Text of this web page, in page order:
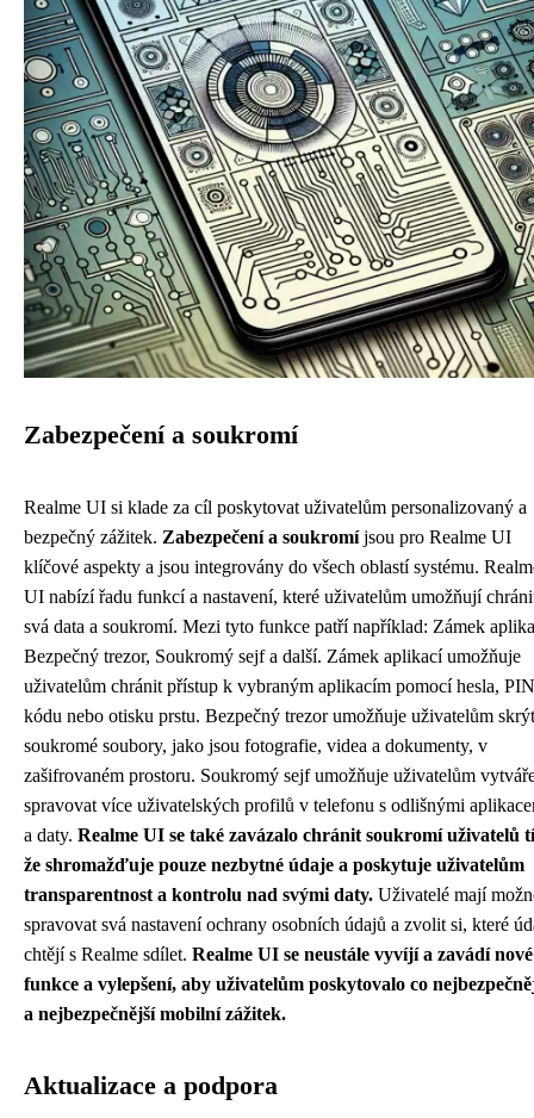
Zabezpečení a soukromí
Realme UI si klade za cíl poskytovat uživatelům personalizovaný a
bezpečný zážitek. Zabezpečení a soukromíjsou pro Realme UI
klíčové aspekty a jsou integrovány do všech oblastí systému.
UI nabízí řadu funkcí a nastavení, které uživatelům umožňují
svá data a soukromí. Mezi tyto funkce patří například: Zámek
Bezpečný trezor, Soukromý sejf a další. Zámek aplikací umožňuje
uživatelům chránit přístup k vybraným aplikacím pomocí hesla, PIN
kódu nebo otisku prstu. Bezpečný trezor umožňuje uživatelům skrýt
soukromé soubory, jako jsou fotografie, videa a dokumenty, v
zašifrovaném prostoru. Soukromý sejf umožňuje uživatelům
spravovat více uživatelských profilů v telefonu s odlišnými
a daty. Realme UI se také zavázalo chránit soukromí uživatelů
že shromažďuje pouze nezbytné údaje a poskytuje uživatelům
transparentnost a kontrolu nad svými daty. Uživatelé mají
spravovat svá nastavení ochrany osobních údajů a zvolit si, které
chtějí s Realme sdílet. Realme UI se neustále vyvíjí a zavádí nové
funkce a vylepšení, aby uživatelům poskytovalo co
a nejbezpečnější mobilní zážitek.
Aktualizace a podpora